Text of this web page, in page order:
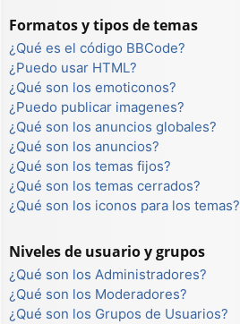
Formatos y tipos de temas
¿Qué es el código BBCode?
¿Puedo usar HTML?
¿Qué son los emoticonos?
¿Puedo publicar imagenes?
¿Qué son los anuncios globales?
¿Qué son los anuncios?
¿Qué son los temas fijos?
¿Qué son los temas cerrados?
¿Qué son los iconos para los temas?
Niveles de usuario y grupos
¿Qué son los Administradores?
¿Qué son los Moderadores?
¿Qué son los Grupos de Usuarios?